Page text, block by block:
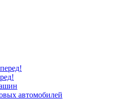
автомобилей